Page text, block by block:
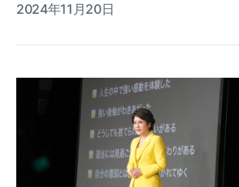
2024年11月20日